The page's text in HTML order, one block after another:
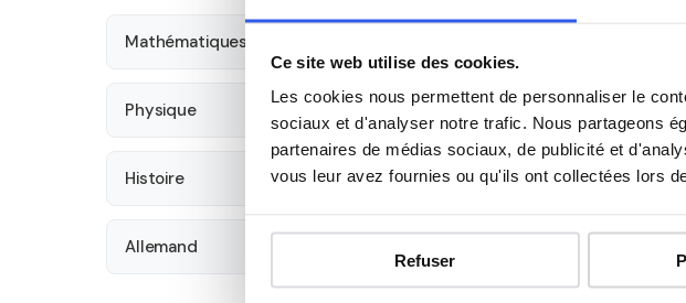
Ce site web utilise des cookies.
Les cookies nous permettent de personnaliser le
sociaux et d'analyser notre trafic. Nous partageons
partenaires de médias sociaux, de publicité et
vous leur avez fournies ou qu'ils ont collectées lors
Refuser
Mathématiques
Physique SVT
Histoire Économie
Allemand